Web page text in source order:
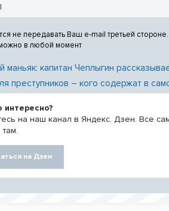
не передавать Ваш e-mail третьей
в любой момент
маньяк: капитан Чеплыгин
преступников – кого содержат в
на наш канал в Яндекс. Дзен. Все
на Дзен